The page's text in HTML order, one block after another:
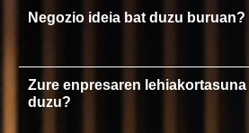
Negozio ideia bat duzu buruan?
Zure enpresaren
duzu?